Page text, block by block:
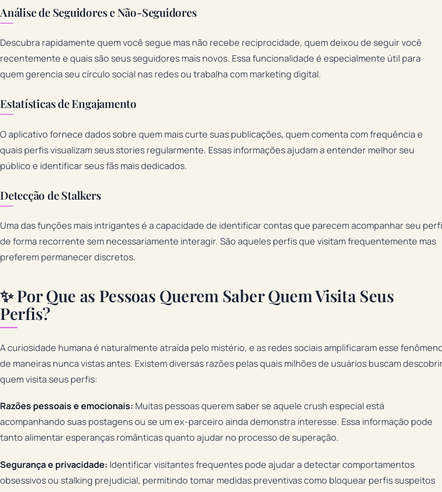
Análise de Seguidores e Não-Seguidores
Descubra rapidamente quem você segue mas não recebe reciprocidade, quem deixou de seguir você
recentemente e quais são seus seguidores mais novos. Essa funcionalidade é especialmente útil para
quem gerencia seu círculo social nas redes ou trabalha com marketing digital.
Estatísticas de Engajamento
O aplicativo fornece dados sobre quem mais curte suas publicações, quem comenta com frequência e
quais perfis visualizam seus stories regularmente. Essas informações ajudam a entender melhor seu
público e identificar seus fãs mais dedicados.
Detecção de Stalkers
Uma das funções mais intrigantes é a capacidade de identificar contas que parecem acompanhar seu
de forma recorrente sem necessariamente interagir. São aqueles perfis que visitam frequentemente mas
preferem permanecer discretos.
✨ Por Que as Pessoas Querem Saber Quem Visita Seus
Perfis?
A curiosidade humana é naturalmente atraída pelo mistério, e as redes sociais amplificaram esse
de maneiras nunca vistas antes. Existem diversas razões pelas quais milhões de usuários buscam
quem visita seus perfis:
Razões pessoais e emocionais: Muitas pessoas querem saber se aquele crush especial está
acompanhando suas postagens ou se um ex-parceiro ainda demonstra interesse. Essa informação pode
tanto alimentar esperanças românticas quanto ajudar no processo de superação.
Segurança e privacidade: Identificar visitantes frequentes pode ajudar a detectar comportamentos
obsessivos ou stalking prejudicial, permitindo tomar medidas preventivas como bloquear perfis suspeitos